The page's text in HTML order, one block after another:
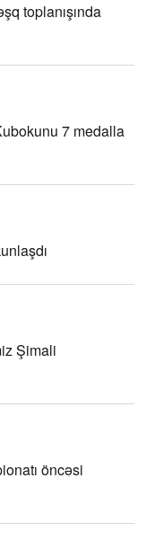
toplanışında
7 medalla
Şimali
öncəsi